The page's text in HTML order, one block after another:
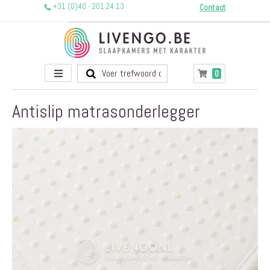
+31 (0)40 - 201 24 13 Contact
Toggle
Nav
Winkelwagen
0producten
Antislip matrasonderlegger
naar
gallerij